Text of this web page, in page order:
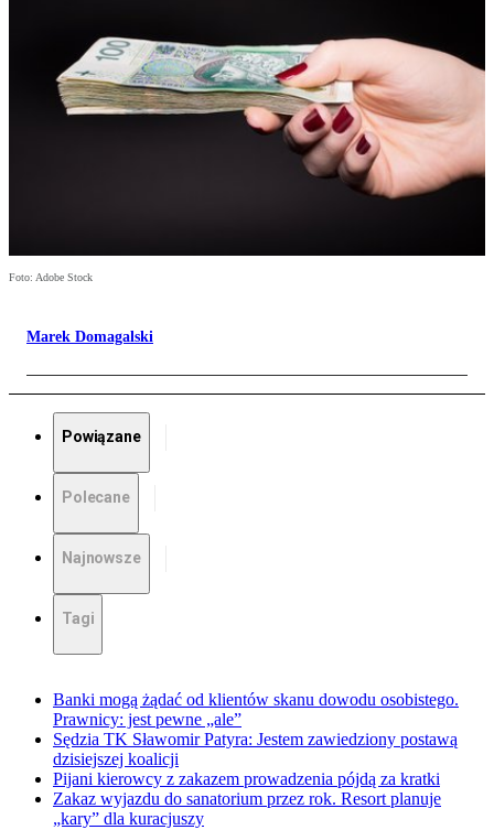
Foto: Adobe Stock
Marek Domagalski
Powiązane
Polecane
Najnowsze
Tagi
Banki mogą żądać od klientów skanu dowodu osobistego.
Prawnicy: jest pewne „ale”
Sędzia TK Sławomir Patyra: Jestem zawiedziony postawą
dzisiejszej koalicji
Pijani kierowcy z zakazem prowadzenia pójdą za kratki
Zakaz wyjazdu do sanatorium przez rok. Resort planuje
„kary” dla kuracjuszy